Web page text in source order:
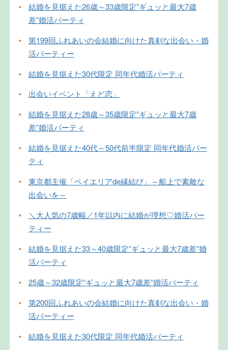
•
結婚を見据えた26歳～33歳限定”ギュッと最大7歳
差”婚活パーティ
•
第199回ふれあいの会結婚に向けた真剣な出会い・婚
活パーティー
•
結婚を見据えた30代限定 同年代婚活パーティ
•
出会いイベント「えど恋」
•
結婚を見据えた28歳～35歳限定”ギュッと最大7歳
差”婚活パーティ
•
結婚を見据えた40代～50代前半限定 同年代婚活パー
ティ
•
東京都主催「ベイエリアde縁結び」～船上で素敵な
出会いを～
•
＼大人気の7歳幅／1年以内に結婚が理想♡婚活パー
ティー
•
結婚を見据えた33～40歳限定”ギュッと最大7歳差”婚
活パーティ
•
25歳～32歳限定”ギュッと最大7歳差”婚活パーティ
•
第200回ふれあいの会結婚に向けた真剣な出会い・婚
活パーティー
•
結婚を見据えた30代限定 同年代婚活パーティ